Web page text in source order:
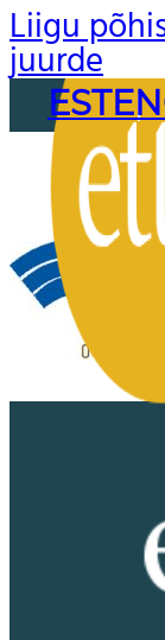
Liigu
juurde
EST